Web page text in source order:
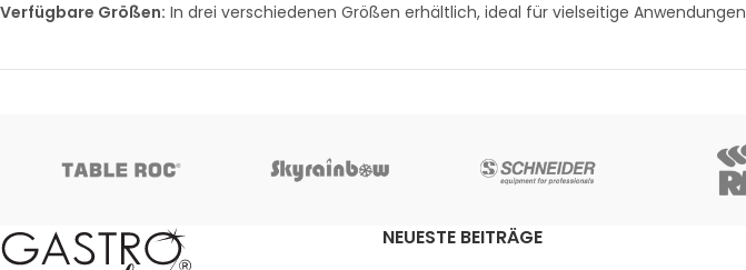
Verfügbare Größen: In drei verschiedenen Größen erhältlich, ideal für vielseitige Anwendungen
NEUESTE BEITRÄGE